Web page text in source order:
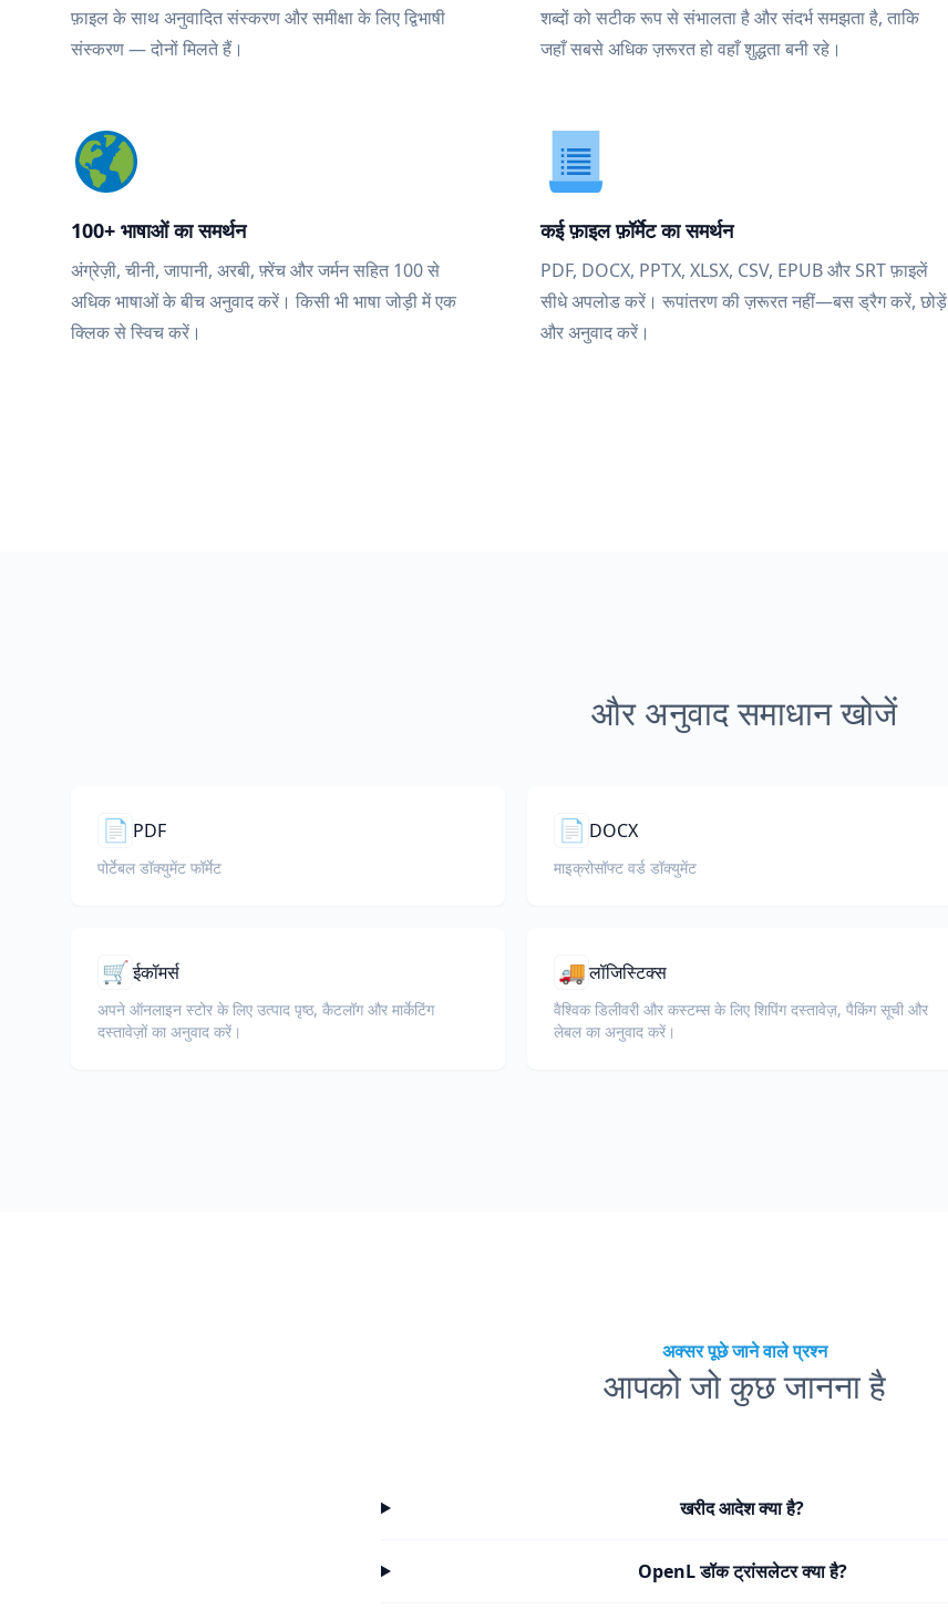
फ़ाइल के साथ अनुवादित संस्करण और समीक्षा के लिए द्विभाषी
संस्करण — दोनों मिलते हैं।
शब्दों को सटीक रूप से संभालता है और संदर्भ समझता है, ताकि
जहाँ सबसे अधिक ज़रूरत हो वहाँ शुद्धता बनी रहे।
100+ भाषाओं का समर्थन
अंग्रेज़ी, चीनी, जापानी, अरबी, फ़्रेंच और जर्मन सहित 100 से
अधिक भाषाओं के बीच अनुवाद करें। किसी भी भाषा जोड़ी में एक
क्लिक से स्विच करें।
कई फ़ाइल फ़ॉर्मेट का समर्थन
PDF, DOCX, PPTX, XLSX, CSV, EPUB और SRT फ़ाइलें
सीधे अपलोड करें। रूपांतरण की ज़रूरत नहीं—बस ड्रैग करें, छोड़ें
और अनुवाद करें।
और अनुवाद समाधान खोजें
📄 PDF
पोर्टेबल डॉक्युमेंट फॉर्मेट
📄 DOCX
माइक्रोसॉफ्ट वर्ड डॉक्युमेंट
🛒ईकॉमर्स
अपने ऑनलाइन स्टोर के लिए उत्पाद पृष्ठ, कैटलॉग और मार्केटिंग
दस्तावेज़ों का अनुवाद करें।
🚚लॉजिस्टिक्स
वैश्विक डिलीवरी और कस्टम्स के लिए शिपिंग दस्तावेज़, पैकिंग सूची और
लेबल का अनुवाद करें।
अक्सर पूछे जाने वाले प्रश्न
आपको जो कुछ जानना है
खरीद आदेश क्या है?
OpenL डॉक ट्रांसलेटर क्या है?